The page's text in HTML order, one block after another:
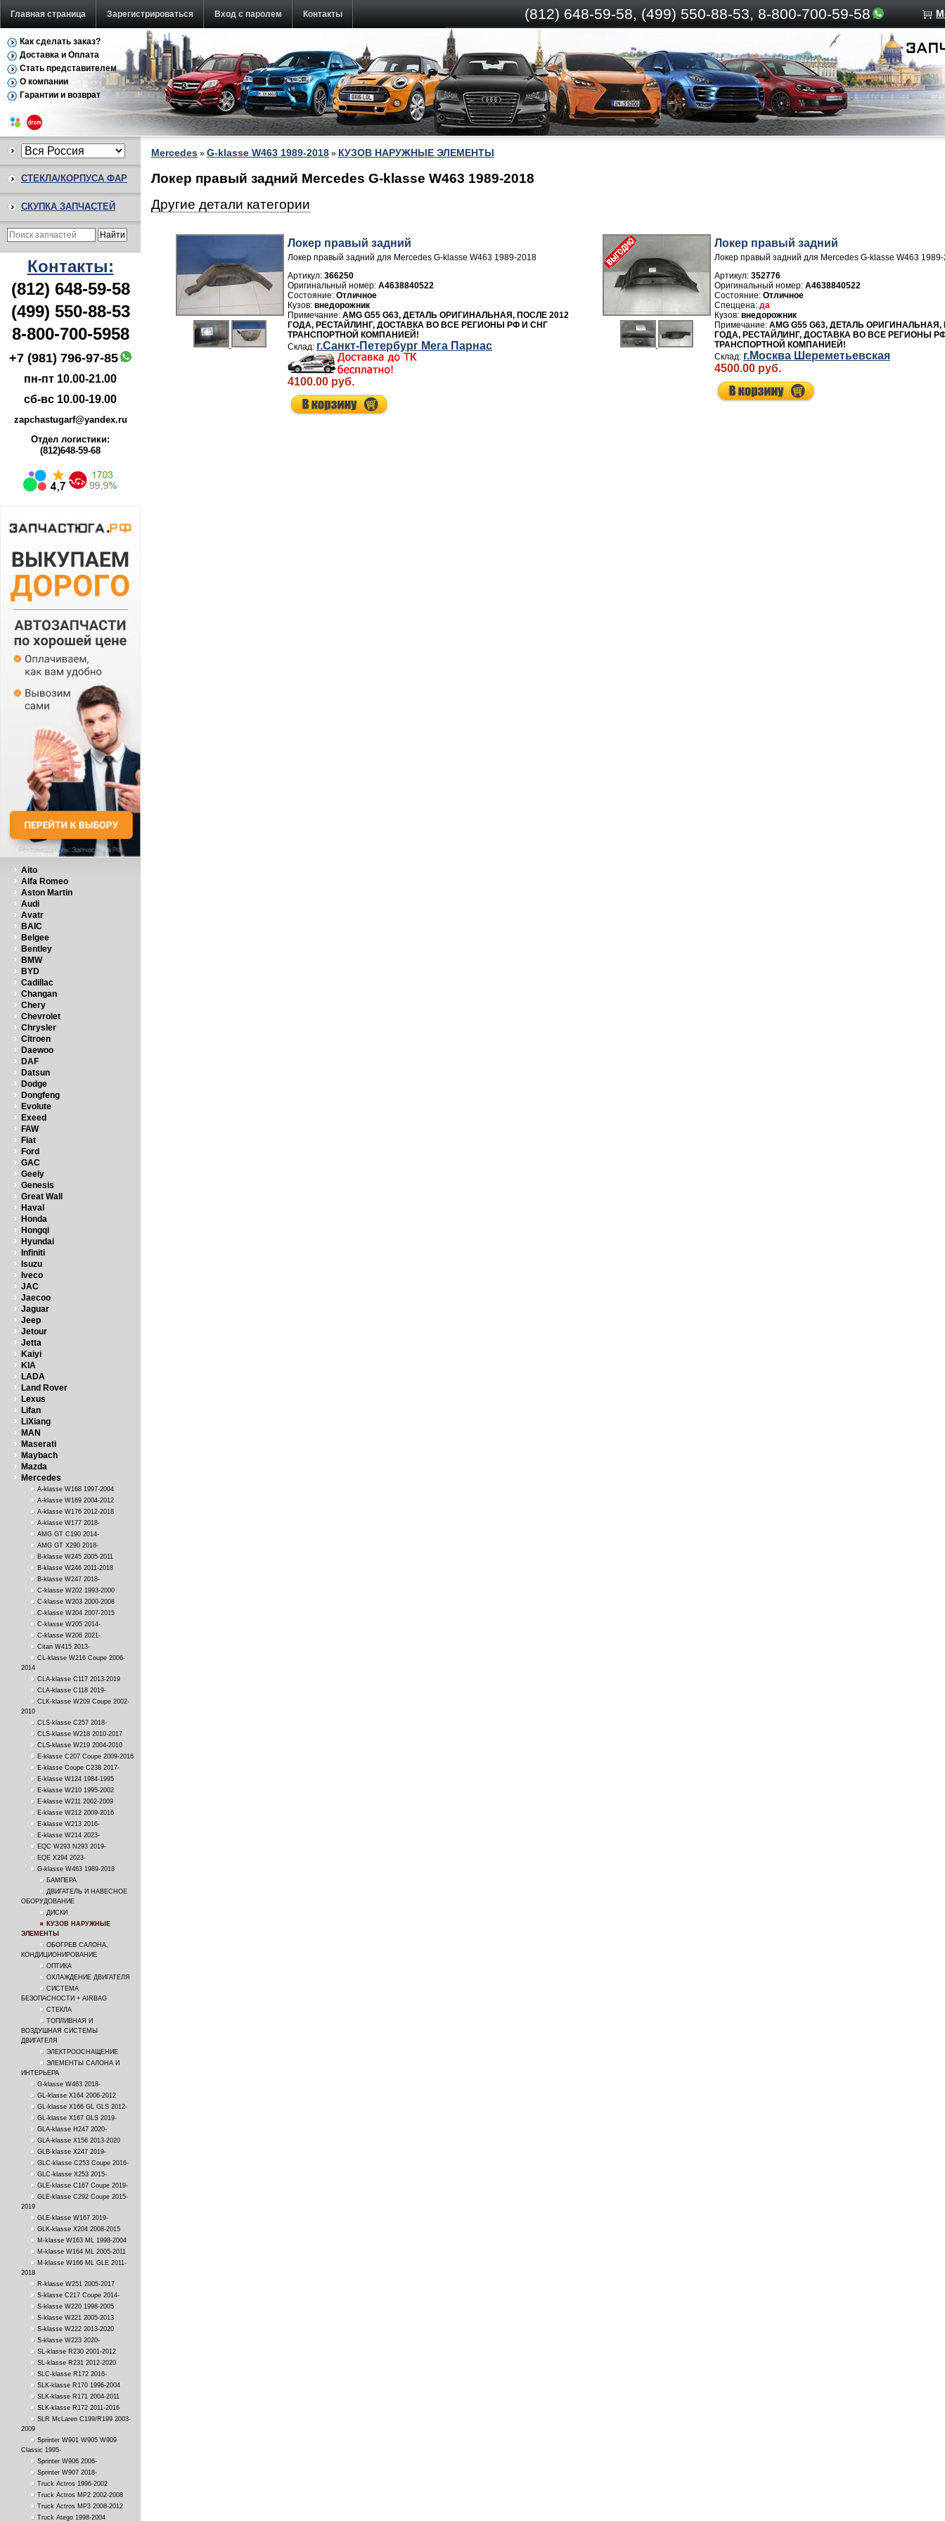
Главная страница Зарегистрироваться Вход с паролем Контакты (812) 648-59-58, (499) 550-88-53, 8-800-700-59-58
Как сделать заказ?
Доставка и Оплата
Стать представителем
О компании
Гарантии и возврат
СТЕКЛА/КОРПУСА ФАР
СКУПКА ЗАПЧАСТЕЙ
Контакты:
(812) 648-59-58
(499) 550-88-53
8-800-700-5958
+7 (981) 796-97-85
пн-пт 10.00-21.00
сб-вс 10.00-19.00
zapchastugarf@yandex.ru
Отдел логистики:
(812)648-59-68
Aito
Alfa Romeo
Aston Martin
Audi
Avatr
BAIC
Belgee
Bentley
BMW
BYD
Cadillac
Changan
Chery
Chevrolet
Chrysler
Citroen
Daewoo
DAF
Datsun
Dodge
Dongfeng
Evolute
Exeed
FAW
Fiat
Ford
GAC
Geely
Genesis
Great Wall
Haval
Honda
Hongqi
Hyundai
Infiniti
Isuzu
Iveco
JAC
Jaecoo
Jaguar
Jeep
Jetour
Jetta
Kaiyi
KIA
LADA
Land Rover
Lexus
Lifan
LiXiang
MAN
Maserati
Maybach
Mazda
Mercedes
A-klasse W168 1997-2004
A-klasse W169 2004-2012
A-klasse W176 2012-2018
A-klasse W177 2018-
AMG GT C190 2014-
AMG GT X290 2018-
B-klasse W245 2005-2011
B-klasse W246 2011-2018
B-klasse W247 2018-
C-klasse W202 1993-2000
C-klasse W203 2000-2008
C-klasse W204 2007-2015
C-klasse W205 2014-
C-klasse W206 2021-
Citan W415 2013-
CL-klasse W216 Coupe 2006-
2014
CLA-klasse C117 2013-2019
CLA-klasse C118 2019-
CLK-klasse W209 Coupe 2002-
2010
CLS-klasse C257 2018-
CLS-klasse W218 2010-2017
CLS-klasse W219 2004-2010
E-klasse C207 Coupe 2009-2016
E-klasse Coupe C238 2017-
E-klasse W124 1984-1995
E-klasse W210 1995-2002
E-klasse W211 2002-2009
E-klasse W212 2009-2016
E-klasse W213 2016-
E-klasse W214 2023-
EQC W293 N293 2019-
EQE X294 2023-
G-klasse W463 1989-2018
БАМПЕРА
ДВИГАТЕЛЬ И НАВЕСНОЕ
ОБОРУДОВАНИЕ
ДИСКИ
КУЗОВ НАРУЖНЫЕ
ЭЛЕМЕНТЫ
ОБОГРЕВ САЛОНА,
КОНДИЦИОНИРОВАНИЕ
ОПТИКА
ОХЛАЖДЕНИЕ ДВИГАТЕЛЯ
СИСТЕМА
БЕЗОПАСНОСТИ + AIRBAG
СТЕКЛА
ТОПЛИВНАЯ И
ВОЗДУШНАЯ СИСТЕМЫ
ДВИГАТЕЛЯ
ЭЛЕКТРООСНАЩЕНИЕ
ЭЛЕМЕНТЫ САЛОНА И
ИНТЕРЬЕРА
G-klasse W463 2018-
GL-klasse X164 2006-2012
GL-klasse X166 GL GLS 2012-
GL-klasse X167 GLS 2019-
GLA-klasse H247 2020-
GLA-klasse X156 2013-2020
GLB-klasse X247 2019-
GLC-klasse C253 Coupe 2016-
GLC-klasse X253 2015-
GLE-klasse C167 Coupe 2019-
GLE-klasse C292 Coupe 2015-
2019
GLE-klasse W167 2019-
GLK-klasse X204 2008-2015
M-klasse W163 ML 1998-2004
M-klasse W164 ML 2005-2011
M-klasse W166 ML GLE 2011-
2018
R-klasse W251 2005-2017
S-klasse C217 Coupe 2014-
S-klasse W220 1998-2005
S-klasse W221 2005-2013
S-klasse W222 2013-2020
S-klasse W223 2020-
SL-klasse R230 2001-2012
SL-klasse R231 2012-2020
SLC-klasse R172 2016-
SLK-klasse R170 1996-2004
SLK-klasse R171 2004-2011
SLK-klasse R172 2011-2016
SLR McLaren C199/R199 2003-
2009
Sprinter W901 W905 W909
Classic 1995-
Sprinter W906 2006-
Sprinter W907 2018-
Truck Actros 1996-2002
Truck Actros MP2 2002-2008
Truck Actros MP3 2008-2012
Truck Atego 1998-2004
Mercedes » G-klasse W463 1989-2018 » КУЗОВ НАРУЖНЫЕ ЭЛЕМЕНТЫ
Локер правый задний Mercedes G-klasse W463 1989-2018
Другие детали категории
Локер правый задний
Локер правый задний для Mercedes G-klasse W463 1989-2018
Артикул: 366250
A4638840522
Отличное
внедорожник
AMG G55 G63, ДЕТАЛЬ ОРИГИНАЛЬНАЯ, ПОСЛЕ 2012
ГОДА, РЕСТАЙЛИНГ, ДОСТАВКА ВО ВСЕ РЕГИОНЫ РФ И СНГ
ТРАНСПОРТНОЙ КОМПАНИЕЙ!
г.Санкт-Петербург Мега Парнас
4100.00 руб.
Локер правый задний
Локер правый задний для Mercedes G-klasse W463
Артикул: 352776
A4638840522
Отличное
да
внедорожник
AMG G55 G63, ДЕТАЛЬ ОРИГИНАЛЬНАЯ,
ГОДА, РЕСТАЙЛИНГ, ДОСТАВКА ВО ВСЕ РЕГИОНЫ
ТРАНСПОРТНОЙ КОМПАНИЕЙ!
г.Москва Шереметьевская
4500.00 руб.